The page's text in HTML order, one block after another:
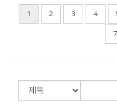
1 2 3 4